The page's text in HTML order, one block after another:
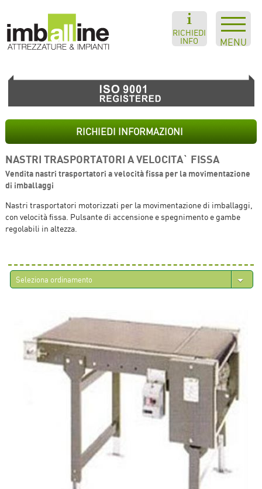
MENU
RICHIEDI
INFO
RICHIEDI INFORMAZIONI
NASTRI TRASPORTATORI A VELOCITA` FISSA
Vendita nastri trasportatori a velocità fissa per la movimentazione
di imballaggi
Nastri trasportatori motorizzati per la movimentazione di imballaggi,
con velocità fissa. Pulsante di accensione e spegnimento e gambe
regolabili in altezza.